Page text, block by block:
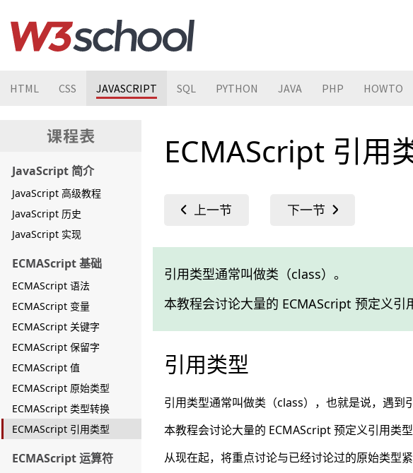
HTML CSS JAVASCRIPT SQL PYTHON JAVA PHP HOWTO
JavaScript 简介
JavaScript 高级教程
JavaScript 历史
JavaScript 实现
ECMAScript 基础
ECMAScript 语法
ECMAScript 变量
ECMAScript 关键字
ECMAScript 保留字
ECMAScript 值
ECMAScript 原始类型
ECMAScript 类型转换
ECMAScript 引用类型
ECMAScript 运算符
ECMAScript 引用
引用类型通常叫做类（class）。
本教程会讨论大量的 ECMAScript 预定义引
引用类型
引用类型通常叫做类（class），也就是说，遇到
本教程会讨论大量的 ECMAScript 预定义引用类型
从现在起，将重点讨论与已经讨论过的原始类型